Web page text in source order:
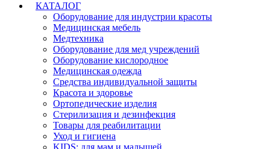
КАТАЛОГ
Оборудование для индустрии красоты
Медицинская мебель
Медтехника
Оборудование для мед учреждений
Оборудование кислородное
Медицинская одежда
Средства индивидуальной защиты
Красота и здоровье
Ортопедические изделия
Стерилизация и дезинфекция
Товары для реабилитации
Уход и гигиена
KIDS: для мам и малышей